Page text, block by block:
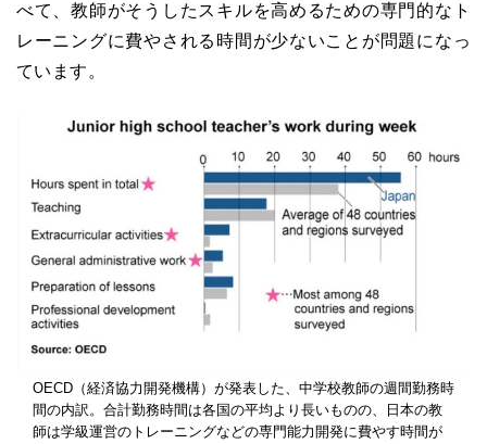
べて、教師がそうしたスキルを高めるための専門的なト
レーニングに費やされる時間が少ないことが問題になっ
ています。
OECD（経済協力開発機構）が発表した、中学校教師の週間勤務時
間の内訳。合計勤務時間は各国の平均より長いものの、日本の教
師は学級運営のトレーニングなどの専門能力開発に費やす時間が